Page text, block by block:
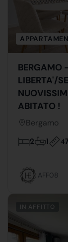
BERGAMO
LIBERTA'/
ABITATO !
Bergamo
2 1
AFF08
IN AFFITTO